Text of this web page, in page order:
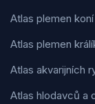
Atlas plemen koní
Atlas plemen
Atlas akvarijních
Atlas hlodavců a